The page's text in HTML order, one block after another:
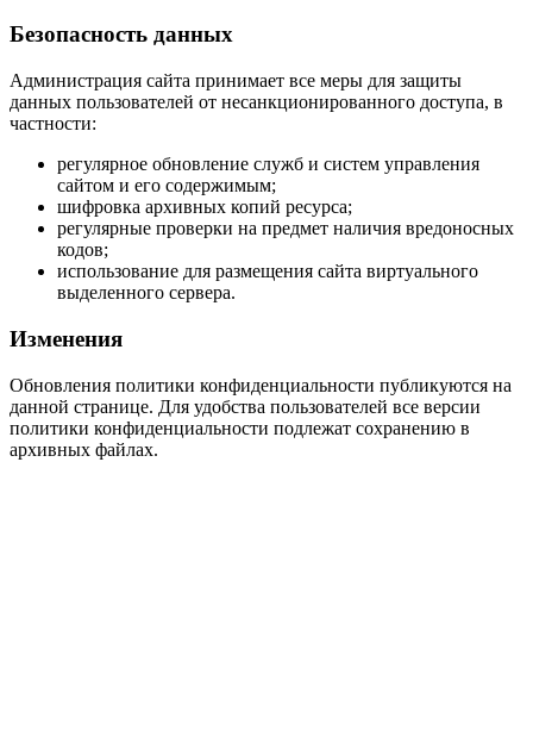
Безопасность данных
Администрация сайта принимает все меры для защиты
данных пользователей от несанкционированного доступа, в
частности:
регулярное обновление служб и систем управления
сайтом и его содержимым;
шифровка архивных копий ресурса;
регулярные проверки на предмет наличия вредоносных
кодов;
использование для размещения сайта виртуального
выделенного сервера.
Изменения
Обновления политики конфиденциальности публикуются на
данной странице. Для удобства пользователей все версии
политики конфиденциальности подлежат сохранению в
архивных файлах.